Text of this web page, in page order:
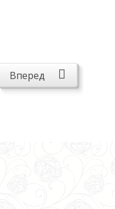
Вперед